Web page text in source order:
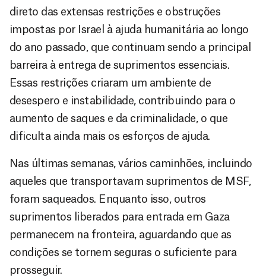
direto das extensas restrições e obstruções
impostas por Israel à ajuda humanitária ao longo
do ano passado, que continuam sendo a principal
barreira à entrega de suprimentos essenciais.
Essas restrições criaram um ambiente de
desespero e instabilidade, contribuindo para o
aumento de saques e da criminalidade, o que
dificulta ainda mais os esforços de ajuda.
Nas últimas semanas, vários caminhões, incluindo
aqueles que transportavam suprimentos de MSF,
foram saqueados. Enquanto isso, outros
suprimentos liberados para entrada em Gaza
permanecem na fronteira, aguardando que as
condições se tornem seguras o suficiente para
prosseguir.